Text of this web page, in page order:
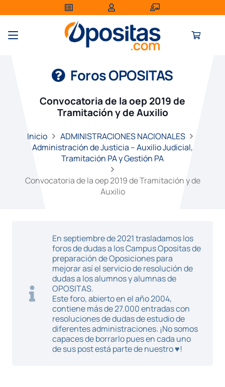
Foros OPOSITAS
Convocatoria de la oep 2019 de
Tramitación y de Auxilio
Inicio
ADMINISTRACIONES NACIONALES
Administración de Justicia – Auxilio Judicial,
Tramitación PA y Gestión PA
Convocatoria de la oep 2019 de Tramitación y de
Auxilio
En septiembre de 2021 trasladamos los
foros de dudas a los Campus Opositas de
preparación de Oposiciones para
mejorar así el servicio de resolución de
dudas a los alumnos y alumnas de
OPOSITAS.
Este foro, abierto en el año 2004,
contiene más de 27.000 entradas con
resoluciones de dudas de estudio de
diferentes administraciones. ¡No somos
capaces de borrarlo pues en cada uno
de sus post está parte de nuestro ♥!